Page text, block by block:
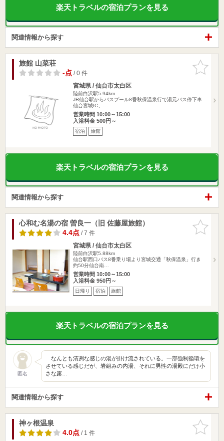
楽天トラベルの宿泊プランを見る
関連情報から探す
お気に入
りに追加
旅館 山菜荘
-点/ 0 件
宮城県 / 仙台市太白区
陸前白沢駅5.94km
JR仙台駅からバスプール8番秋保温泉行で湯元バス停下車
仙台宮城IC、…
営業時間 10:00～15:00
入浴料金 500円～
宿泊 旅館
楽天トラベルの宿泊プランを見る
関連情報から探す
お気に入
りに追加
心和む名湯の宿 曽良一（旧 佐藤屋旅館）
4.4点/ 7 件
宮城県 / 仙台市太白区
陸前白沢駅5.88km
仙台駅西口バス8番乗り場より宮城交通「秋保温泉」行き
約50分仙台南…
営業時間 10:00～15:00
入浴料金 950円～
日帰り 宿泊 旅館
楽天トラベルの宿泊プランを見る
匿名
なんとも清冽な感じの湯が掛け流されている。一部強制循環を
させている感じだが、岩組みの内湯、それに男性の湯殿にだけ小
さな露…
関連情報から探す
お気に入
りに追加
神ヶ根温泉
4.0点/ 1 件